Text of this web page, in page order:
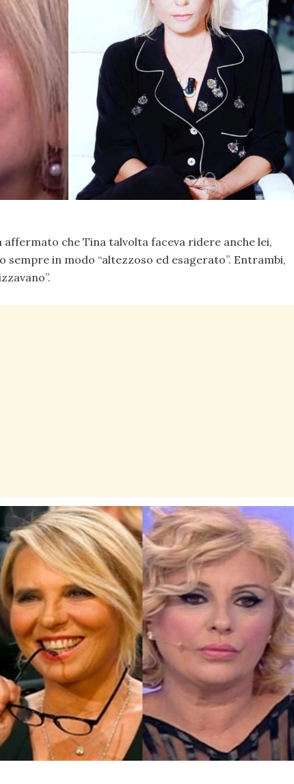
che Tina talvolta faceva ridere anche lei,
in modo “altezzoso ed esagerato”. Entrambi,